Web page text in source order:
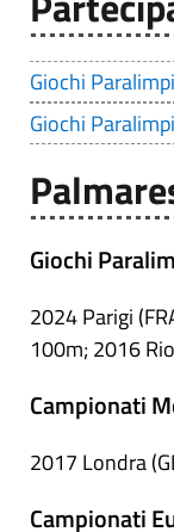
Giochi
Giochi
Giochi
2024 Parigi
100m; 2016
Campionati
2017 Londra
Campionati